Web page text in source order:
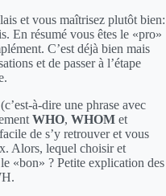
et vous maîtrisez plutôt bien:
En résumé vous êtes le «pro»
C’est déjà bien mais
et de passer à l’étape
à-dire une phrase avec
WHO, WHOM et
de s’y retrouver et vous
Alors, lequel choisir et
«bon» ? Petite explication des